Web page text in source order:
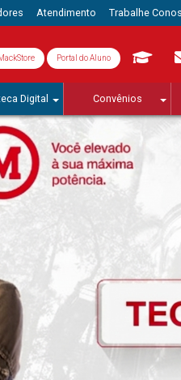
Atendimento Trabalhe
Portal do Aluno
Digital Convênios